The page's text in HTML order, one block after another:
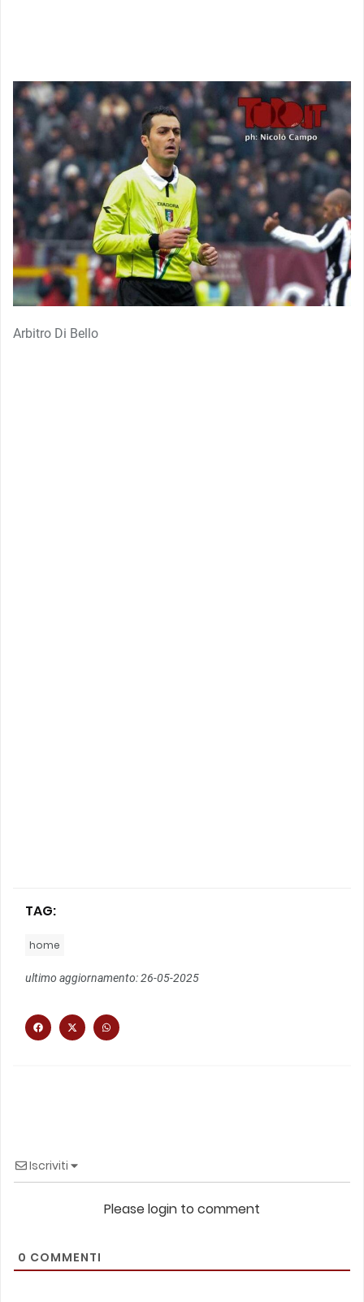
Arbitro Di Bello
TAG:
home
ultimo aggiornamento: 26-05-2025
Iscriviti
Please login to comment
0 COMMENTI